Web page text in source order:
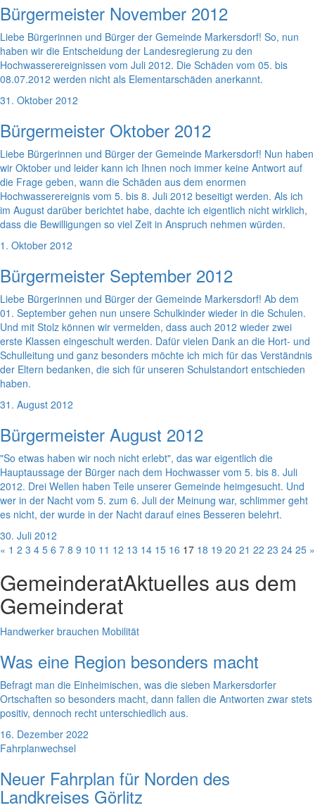
Bürgermeister November 2012
Liebe Bürgerinnen und Bürger der Gemeinde Markersdorf! So, nun
haben wir die Entscheidung der Landesregierung zu den
Hochwasserereignissen vom Juli 2012. Die Schäden vom 05. bis
08.07.2012 werden nicht als Elementarschäden anerkannt.
31. Oktober 2012
Bürgermeister Oktober 2012
Liebe Bürgerinnen und Bürger der Gemeinde Markersdorf! Nun haben
wir Oktober und leider kann ich Ihnen noch immer keine Antwort auf
die Frage geben, wann die Schäden aus dem enormen
Hochwasserereignis vom 5. bis 8. Juli 2012 beseitigt werden. Als ich
im August darüber berichtet habe, dachte ich eigentlich nicht wirklich,
dass die Bewilligungen so viel Zeit in Anspruch nehmen würden.
1. Oktober 2012
Bürgermeister September 2012
Liebe Bürgerinnen und Bürger der Gemeinde Markersdorf! Ab dem
01. September gehen nun unsere Schulkinder wieder in die Schulen.
Und mit Stolz können wir vermelden, dass auch 2012 wieder zwei
erste Klassen eingeschult werden. Dafür vielen Dank an die Hort- und
Schulleitung und ganz besonders möchte ich mich für das Verständnis
der Eltern bedanken, die sich für unseren Schulstandort entschieden
haben.
31. August 2012
Bürgermeister August 2012
"So etwas haben wir noch nicht erlebt", das war eigentlich die
Hauptaussage der Bürger nach dem Hochwasser vom 5. bis 8. Juli
2012. Drei Wellen haben Teile unserer Gemeinde heimgesucht. Und
wer in der Nacht vom 5. zum 6. Juli der Meinung war, schlimmer geht
es nicht, der wurde in der Nacht darauf eines Besseren belehrt.
30. Juli 2012
« 1 2 3 4 5 6 7 8 9 10 11 12 13 14 15 16 17 18 19 20 21 22 23 24 25 »
GemeinderatAktuelles aus dem
Gemeinderat
Handwerker brauchen Mobilität
Was eine Region besonders macht
Befragt man die Einheimischen, was die sieben Markersdorfer
Ortschaften so besonders macht, dann fallen die Antworten zwar stets
positiv, dennoch recht unterschiedlich aus.
16. Dezember 2022
Fahrplanwechsel
Neuer Fahrplan für Norden des
Landkreises Görlitz